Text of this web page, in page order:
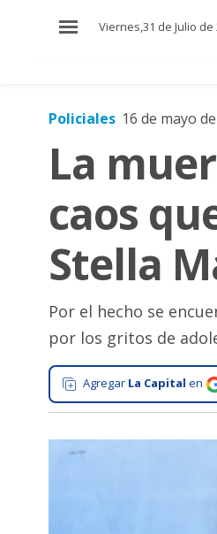
Viernes,31 de Julio de
Zona
Cultura
Tecnología
Gastronomía
General
Policiales 16 de mayo
La
caos
Stella
Por el hecho se
por los gritos de
Agregar La Capital en